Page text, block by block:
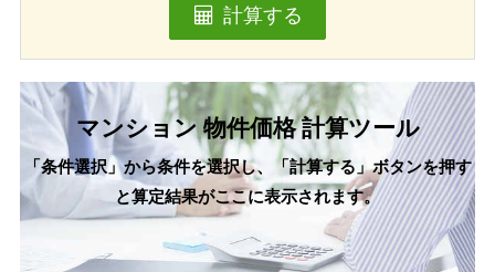
計算する
マンション 物件価格 計算ツール
「条件選択」から条件を選択し、「計算する」ボタンを押す
と算定結果がここに表示されます。